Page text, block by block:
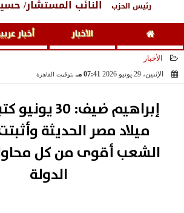
رئيس الحزب النائب المستشار/
الأخبار أخبار
الأخبار
الإثنين، 29 يونيو 2026
07:41 مـ بتوقيت القاهرة
إبراهيم ضيف:
ميلاد مصر الحديثة
الشعب أقوى من كل
الدولة